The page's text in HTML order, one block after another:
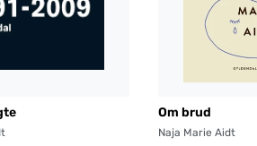
Om brud
Naja Marie Aidt